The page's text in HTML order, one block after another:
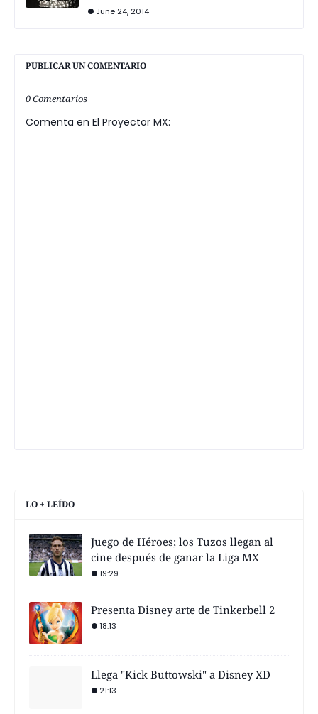
June 24, 2014
PUBLICAR UN COMENTARIO
0 Comentarios
Comenta en El Proyector MX:
LO + LEÍDO
Juego de Héroes; los Tuzos llegan al
cine después de ganar la Liga MX
19:29
Presenta Disney arte de Tinkerbell 2
18:13
Llega "Kick Buttowski" a Disney XD
21:13